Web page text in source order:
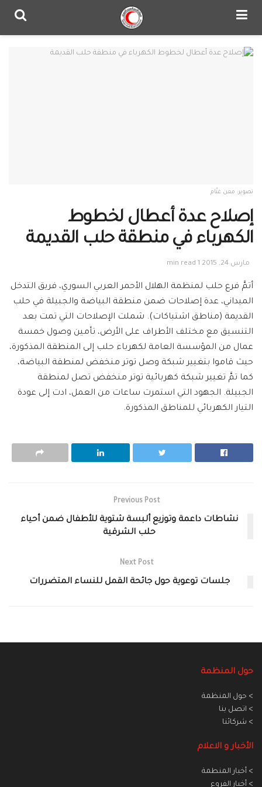
تصوير: معن غنّام
إصلاح عدة أعطال لخطوط
الكهرباء في منطقة حلب القديمة
مارس 24, 2015 1 min read
أتمَّ فرع حلب لمنظمة الهلال الأحمر العربي السوري، فريق التدخل
الميداني، عدة إصلاحات ضمن منطقة البياضة والجبيلة في حلب
القديمة (مناطق اشتباكات). شملت الإصلاحات التي تمت بعد
التنسيق مع مختلف الأطراف على الأرض، تأمين وصول خمسة
عمال من المؤسسة العامة لكهرباء حلب إلى المنطقة المذكورة،
حيث قاموا بتغيير شبكة وصل توتر منخفض لمنطقة البياضة،
كما تمَّ تغيير شبكة كهربائية توتر منخفض تصل لمنطقة
الجبيلة. الجهود التي استمرت ساعات من العمل، ادت إلى عودة
التيار الكهربائي للمناطق المذكورة.
Previous Post
نشاطات داعمة وتوزيع ألبسة شتوية للأطفال ضمن أحياء
حلب الشرقية
Next Post
جلسات توعوية حول جائحة القمل للنساء المتضررات
حول المنظمة
> حول المنظمة
> اتصل بنا
> شركائنا
الأخبار و الاعلام
> أخبار المنطمة
> أخبار الفروع